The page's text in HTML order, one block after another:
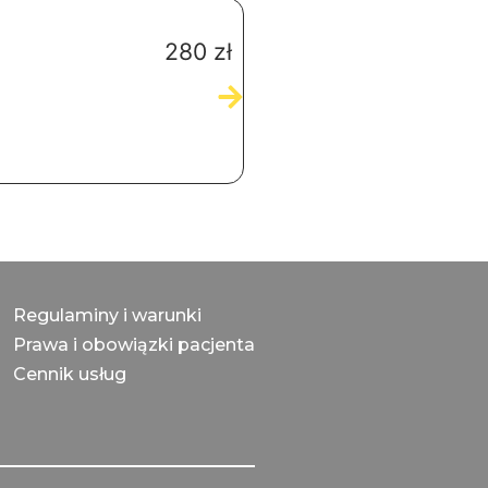
280 zł
Regulaminy i warunki
Prawa i obowiązki pacjenta
Cennik usług